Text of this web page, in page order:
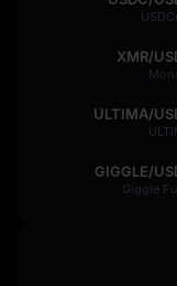
XMR/
ULTIMA/
GIGGLE/
Giggle